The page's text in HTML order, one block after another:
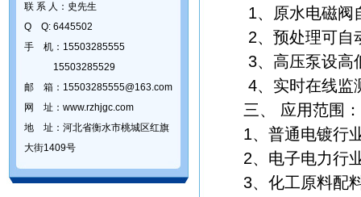
联 系 人：史先生
Q Q: 6445502
手 机：15503285555
15503285529
邮 箱：15503285555@163.com
网 址：www.rzhjgc.com
地 址：河北省衡水市桃城区红旗
大街1409号
1、原水电磁阀
2、预处理可自
3、高压泵设高
4、实时在线监
三、 应用范围：
1、普通电镀行
2、电子电力行
3、化工原料配